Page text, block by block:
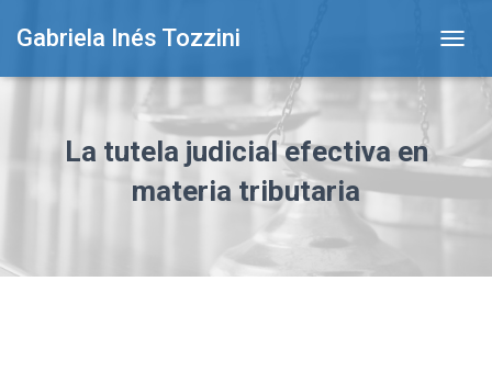
Gabriela Inés Tozzini
O
A
La tutela judicial efectiva en
materia tributaria